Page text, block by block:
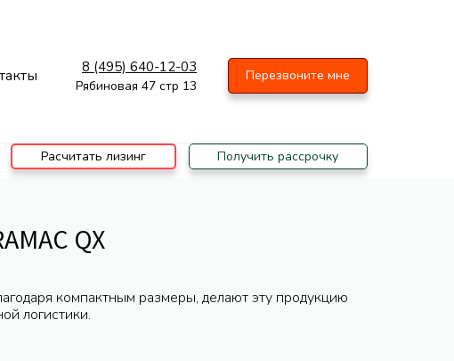
8 (495) 640-12-03
Рябиновая 47 стр 13
Перезвоните мне
Расчитать лизинг Получить рассрочку
QX
компактным размеры, делают эту продукцию
логистики.